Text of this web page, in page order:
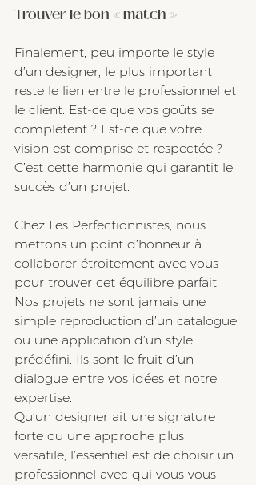
Trouver le bon « match »
Finalement, peu importe le style
d’un designer, le plus important
reste le lien entre le professionnel et
le client. Est-ce que vos goûts se
complètent ? Est-ce que votre
vision est comprise et respectée ?
C’est cette harmonie qui garantit le
succès d’un projet.
Chez Les Perfectionnistes, nous
mettons un point d’honneur à
collaborer étroitement avec vous
pour trouver cet équilibre parfait.
Nos projets ne sont jamais une
simple reproduction d’un catalogue
ou une application d’un style
prédéfini. Ils sont le fruit d’un
dialogue entre vos idées et notre
expertise.
Qu’un designer ait une signature
forte ou une approche plus
versatile, l’essentiel est de choisir un
professionnel avec qui vous vous